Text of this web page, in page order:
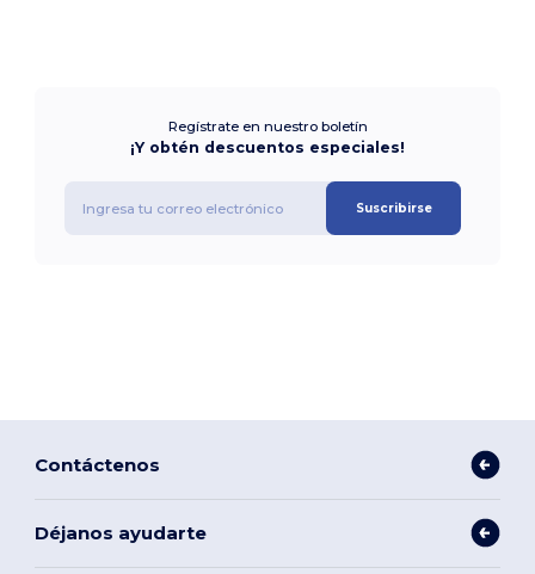
Regístrate en nuestro boletín
¡Y obtén descuentos especiales!
Suscribirse
Contáctenos
Déjanos ayudarte